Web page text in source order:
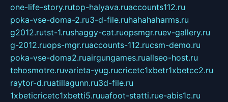
one-life-story.rutop-halyava.ruaccounts112.ru
poka-vse-doma-2.ru3-d-file.ruhahahaharms.ru
g2012.rutst-1.rushaggy-cat.ruopsmgr.ruev-gallery.ru
g-2012.ruops-mgr.ruaccounts-112.rucsm-demo.ru
poka-vse-doma2.ruairgungames.ruallseo-host.ru
tehosmotre.ruvarieta-yug.rucricetc1xbetr1xbetcc2.ru
raytor-d.ruatillagunn.ru3d-file.ru
1xbeticricetc1xbetti5.ruuafoot-statti.rue-abis1c.ru